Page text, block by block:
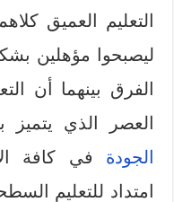
التعليم العميق
ليصبحوا مؤهلين
الفرق بينهما أن
العصر الذي يتميز
الجودة في كافة
امتداد للتعليم